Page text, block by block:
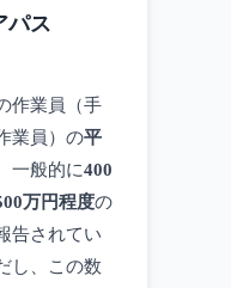
パス
作業員（手
業員）の平
一般的に400
万円程度の
告されてい
し、この数